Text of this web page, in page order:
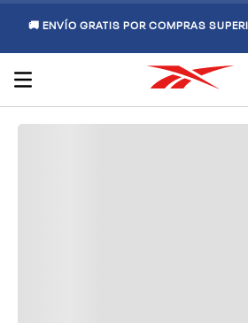
🚚 ENVÍO GRATIS POR COMPRAS